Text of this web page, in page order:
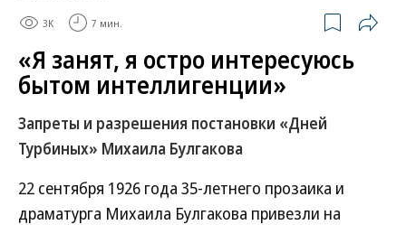
3K 7 мин.
«Я занят, я остро интересуюсь
бытом интеллигенции»
Запреты и разрешения постановки «Дней
Турбиных» Михаила Булгакова
22 сентября 1926 года 35-летнего прозаика и
драматурга Михаила Булгакова привезли на